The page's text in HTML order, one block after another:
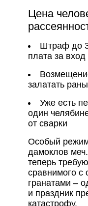
Цена
Штраф до
плата за
залатать
Уже есть
один
от сварки
Особый режим
дамоклов
теперь
сравнимого
гранатами –
и праздник
катастрофу.